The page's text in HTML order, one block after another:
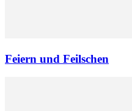
Feiern und Feilschen